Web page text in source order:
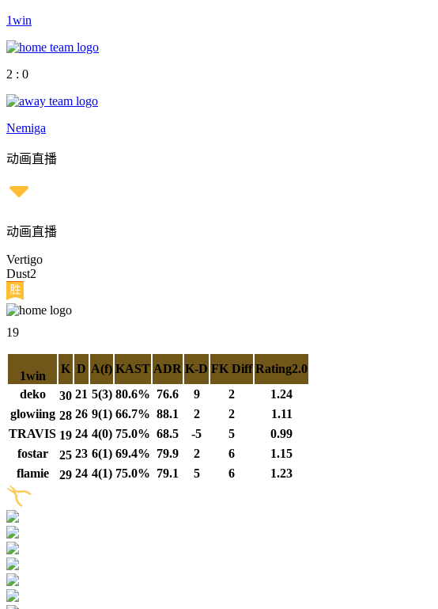
1win
2 : 0
Nemiga
动画直播
动画直播
Vertigo
Dust2
19
1win
K D A(f) KAST ADR K-D FK Diff Rating2.0
deko
30 21 5(3) 80.6% 76.6 9 2
1.24
glowiing 28 26 9(1) 66.7% 88.1 2 2
1.11
TRAVIS 19 24 4(0) 75.0% 68.5 -5 5
0.99
fostar
25 23 6(1) 69.4% 79.9 2 6
1.15
flamie
29 24 4(1) 75.0% 79.1 5 6 1.23